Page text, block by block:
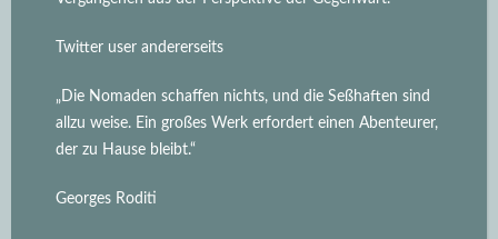
Twitter user andererseits
„Die Nomaden schaffen nichts, und die Seßhaften sind
allzu weise. Ein großes Werk erfordert einen Abenteurer,
der zu Hause bleibt.“
Georges Roditi